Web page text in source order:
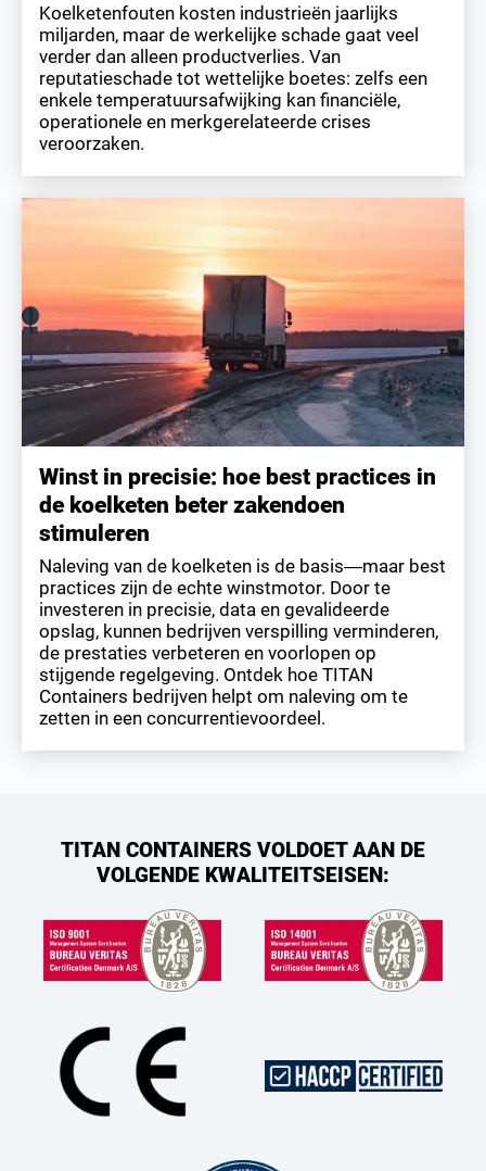
Koelketenfouten kosten industrieën jaarlijks
miljarden, maar de werkelijke schade gaat veel
verder dan alleen productverlies. Van
reputatieschade tot wettelijke boetes: zelfs een
enkele temperatuursafwijking kan financiële,
operationele en merkgerelateerde crises
veroorzaken.
Winst in precisie: hoe best practices in
de koelketen beter zakendoen
stimuleren
Naleving van de koelketen is de basis—maar best
practices zijn de echte winstmotor. Door te
investeren in precisie, data en gevalideerde
opslag, kunnen bedrijven verspilling verminderen,
de prestaties verbeteren en voorlopen op
stijgende regelgeving. Ontdek hoe TITAN
Containers bedrijven helpt om naleving om te
zetten in een concurrentievoordeel.
TITAN CONTAINERS VOLDOET AAN DE
VOLGENDE KWALITEITSEISEN: